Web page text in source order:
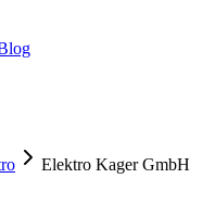
Elektro Kager GmbH